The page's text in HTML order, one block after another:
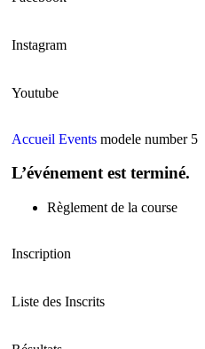
Instagram
Youtube
Accueil Events modele number 5
L’événement est terminé.
Règlement de la course
Inscription
Liste des Inscrits